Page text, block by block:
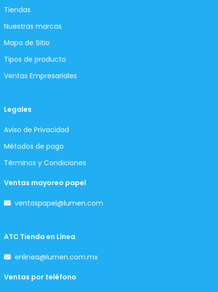
Tiendas
Nuestras marcas
Mapa de Sitio
Tipos de producto
Ventas Empresariales
Legales
Aviso de Privacidad
Métodos de pago
Términos y Condiciones
Ventas mayoreo papel
ventaspapel@lumen.com
ATC Tienda en Línea
enlinea@lumen.com.mx
Ventas por teléfono